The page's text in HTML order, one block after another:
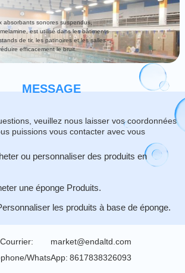
absorbants sonores suspendus,
est utilisé dans les bâtiments
de tir, les patinoires et les salles
efficacement le bruit.
MESSAGE
veuillez nous laisser vos coordonnées
puissions vous contacter avec vous
ou personnaliser des produits en
une éponge Produits.
les produits à base de éponge.
Courrier:
market@endaltd.com
WhatsApp: 8617838326093